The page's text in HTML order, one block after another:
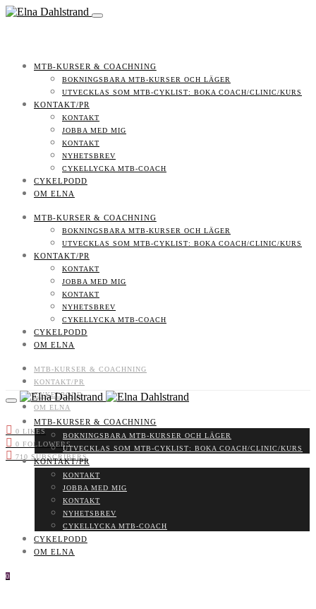
MTB-KURSER & COACHNING
BOKNINGSBARA MTB-KURSER OCH LÄGER
UTVECKLAS SOM MTB-CYKLIST: BOKA COACH/CLINIC/KURS
KONTAKT/PR
KONTAKT
JOBBA MED MIG
KONTAKT
NYHETSBREV
CYKELLYCKA MTB-COACH
CYKELPODD
OM ELNA
MTB-KURSER & COACHNING
BOKNINGSBARA MTB-KURSER OCH LÄGER
UTVECKLAS SOM MTB-CYKLIST: BOKA COACH/CLINIC/KURS
KONTAKT/PR
KONTAKT
JOBBA MED MIG
KONTAKT
NYHETSBREV
CYKELLYCKA MTB-COACH
CYKELPODD
OM ELNA
MTB-KURSER & COACHNING
KONTAKT/PR
CYKELPODD
OM ELNA
0 LIKES
0 FOLLOWERS
710 SUBSCRIBERS
MTB-KURSER & COACHNING
BOKNINGSBARA MTB-KURSER OCH LÄGER
UTVECKLAS SOM MTB-CYKLIST: BOKA COACH/CLINIC/KURS
KONTAKT/PR
KONTAKT
JOBBA MED MIG
KONTAKT
NYHETSBREV
CYKELLYCKA MTB-COACH
CYKELPODD
OM ELNA
0